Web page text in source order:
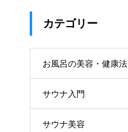
カテゴリー
お風呂の美容・健康法
サウナ入門
サウナ美容